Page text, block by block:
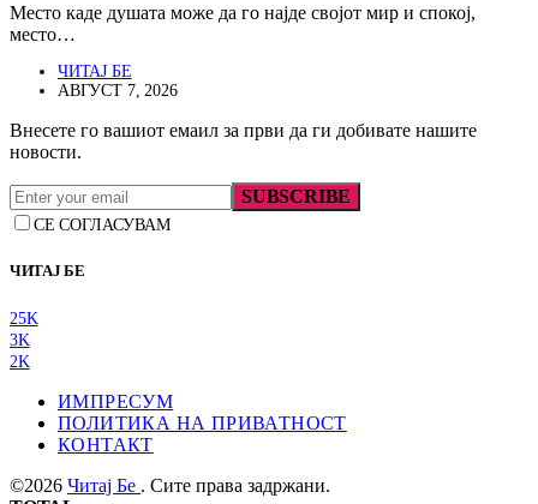
Место каде душата може да го најде својот мир и спокој,
место…
ЧИТАЈ БЕ
АВГУСТ 7, 2026
Внесете го вашиот емаил за први да ги добивате нашите
новости.
SUBSCRIBE
СЕ СОГЛАСУВАМ
ЧИТАЈ БЕ
25K
3K
2K
ИМПРЕСУМ
ПОЛИТИКА НА ПРИВАТНОСТ
КОНТАКТ
©2026 Читај Бе . Сите права задржани.